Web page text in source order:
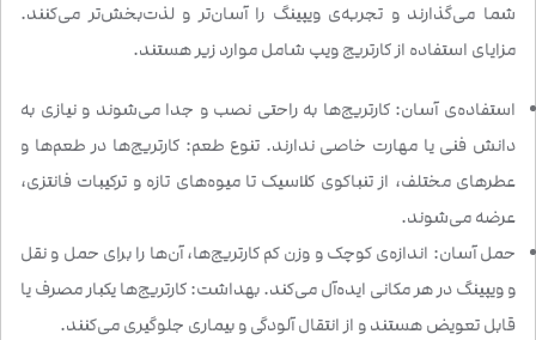
شما می‌گذارند و تجربه‌ی ویپینگ را آسان‌تر و لذت‌بخش‌تر می‌کنند.
مزایای استفاده از کارتریج ویپ شامل موارد زیر هستند.
استفاده‌ی آسان: کارتریج‌ها به راحتی نصب و جدا می‌شوند و نیازی به
دانش فنی یا مهارت خاصی ندارند. تنوع طعم: کارتریج‌ها در طعم‌ها و
عطرهای مختلف، از تنباکوی کلاسیک تا میوه‌های تازه و ترکیبات فانتزی،
عرضه می‌شوند.
حمل آسان: اندازه‌ی کوچک و وزن کم کارتریج‌ها، آن‌ها را برای حمل و نقل
و ویپینگ در هر مکانی ایده‌آل می‌کند. بهداشت: کارتریج‌ها یکبار مصرف یا
قابل تعویض هستند و از انتقال آلودگی و بیماری جلوگیری می‌کنند.